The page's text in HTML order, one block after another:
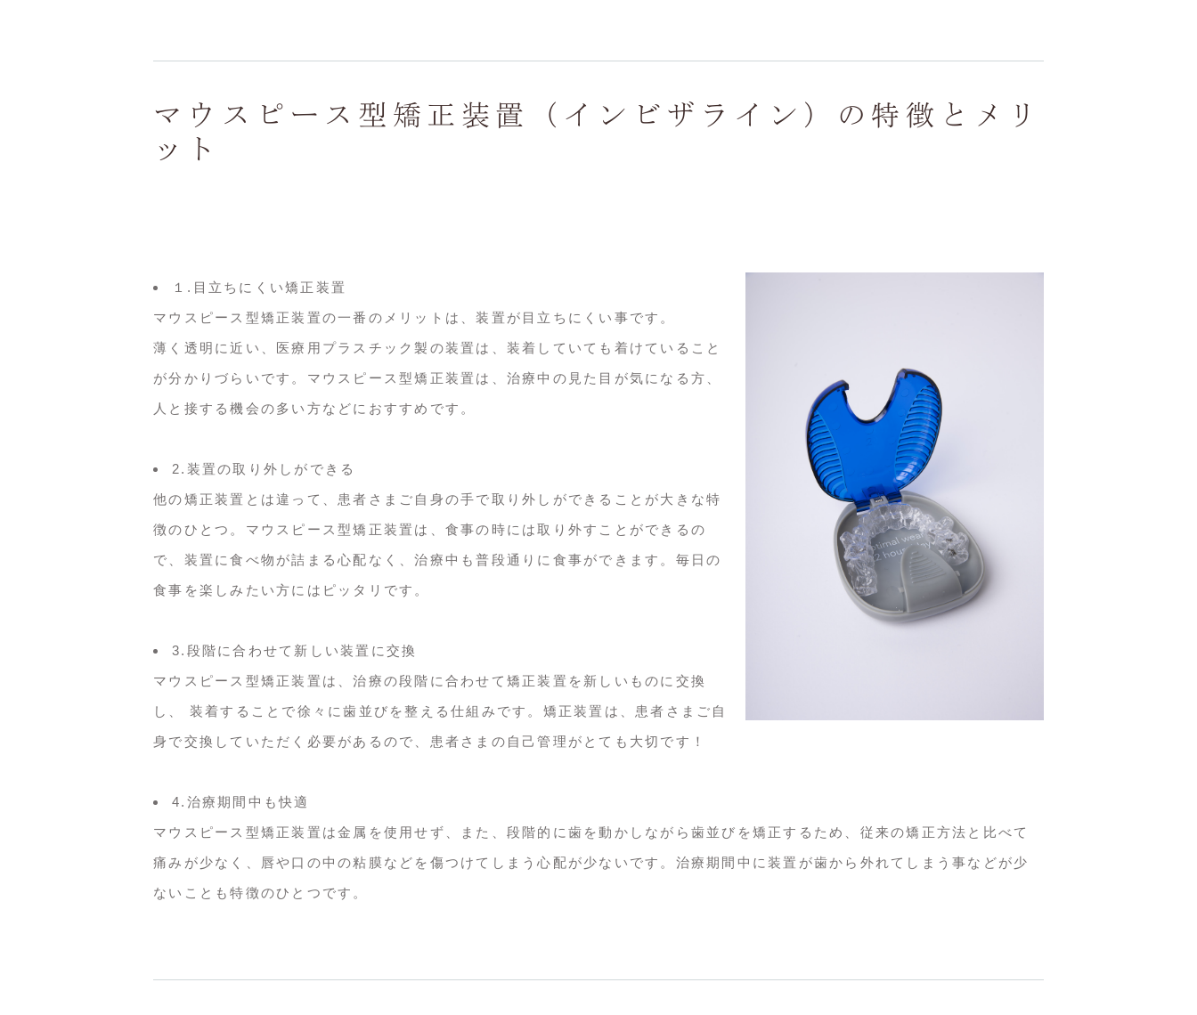
マウスピース型矯正装置（インビザライン）の特徴とメリ
ット
１.目立ちにくい矯正装置
マウスピース型矯正装置の一番のメリットは、装置が目立ちにくい事です。
薄く透明に近い、医療用プラスチック製の装置は、装着していても着けていること
が分かりづらいです。マウスピース型矯正装置は、治療中の見た目が気になる方、
人と接する機会の多い方などにおすすめです。
2.装置の取り外しができる
他の矯正装置とは違って、患者さまご自身の手で取り外しができることが大きな特
徴のひとつ。マウスピース型矯正装置は、食事の時には取り外すことができるの
で、装置に食べ物が詰まる心配なく、治療中も普段通りに食事ができます。毎日の
食事を楽しみたい方にはピッタリです。
3.段階に合わせて新しい装置に交換
マウスピース型矯正装置は、治療の段階に合わせて矯正装置を新しいものに交換
し、 装着することで徐々に歯並びを整える仕組みです。矯正装置は、患者さまご自
身で交換していただく必要があるので、患者さまの自己管理がとても大切です！
4.治療期間中も快適
マウスピース型矯正装置は金属を使用せず、また、段階的に歯を動かしながら歯並びを矯正するため、従来の矯正方法と比べて
痛みが少なく、唇や口の中の粘膜などを傷つけてしまう心配が少ないです。治療期間中に装置が歯から外れてしまう事などが少
ないことも特徴のひとつです。